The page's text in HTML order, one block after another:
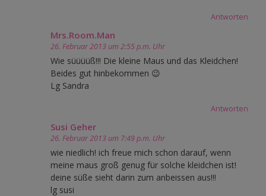
Antworten
Mrs.Room.Man
26. Februar 2013 um 2:55 p.m. Uhr
Wie süüüüß!!! Die kleine Maus und das Kleidchen!
Beides gut hinbekommen 😉
Lg Sandra
Antworten
Susi Geher
26. Februar 2013 um 7:49 p.m. Uhr
wie niedlich! ich freue mich schon darauf, wenn
meine maus groß genug für solche kleidchen ist!
deine süße sieht darin zum anbeissen aus!!!
lg susi